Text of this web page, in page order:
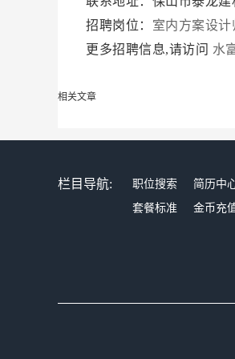
招聘岗位： 室内方案设计
更多招聘信息,请访问 水
相关文章
栏目导航: 职位搜索 简历中
套餐标准
金币充